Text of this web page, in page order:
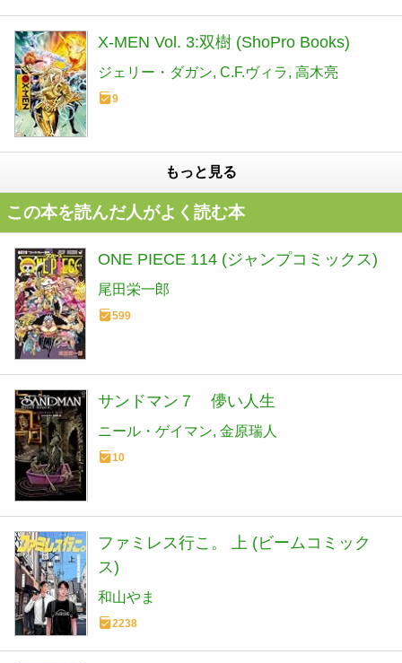
X-MEN Vol. 3:双樹 (ShoPro Books)
ジェリー・ダガン C.F.ヴィラ 高木亮
9
もっと見る
この本を読んだ人がよく読む本
ONE PIECE 114 (ジャンプコミックス)
尾田栄一郎
599
サンドマン７ 儚い人生
ニール・ゲイマン 金原瑞人
10
ファミレス行こ。 上 (ビームコミック
ス)
和山やま
2238